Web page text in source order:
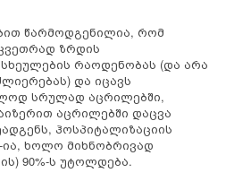
წარმოდგენილია, რომ
ზრდის
რაოდენობას (და არა
და იცავს
სრულად აცრილებში,
აცრილებში დაცვა
ჰოსპიტალიზაციის
ია, ხოლო მიხნობრივად
90%-ს უტოლდება.